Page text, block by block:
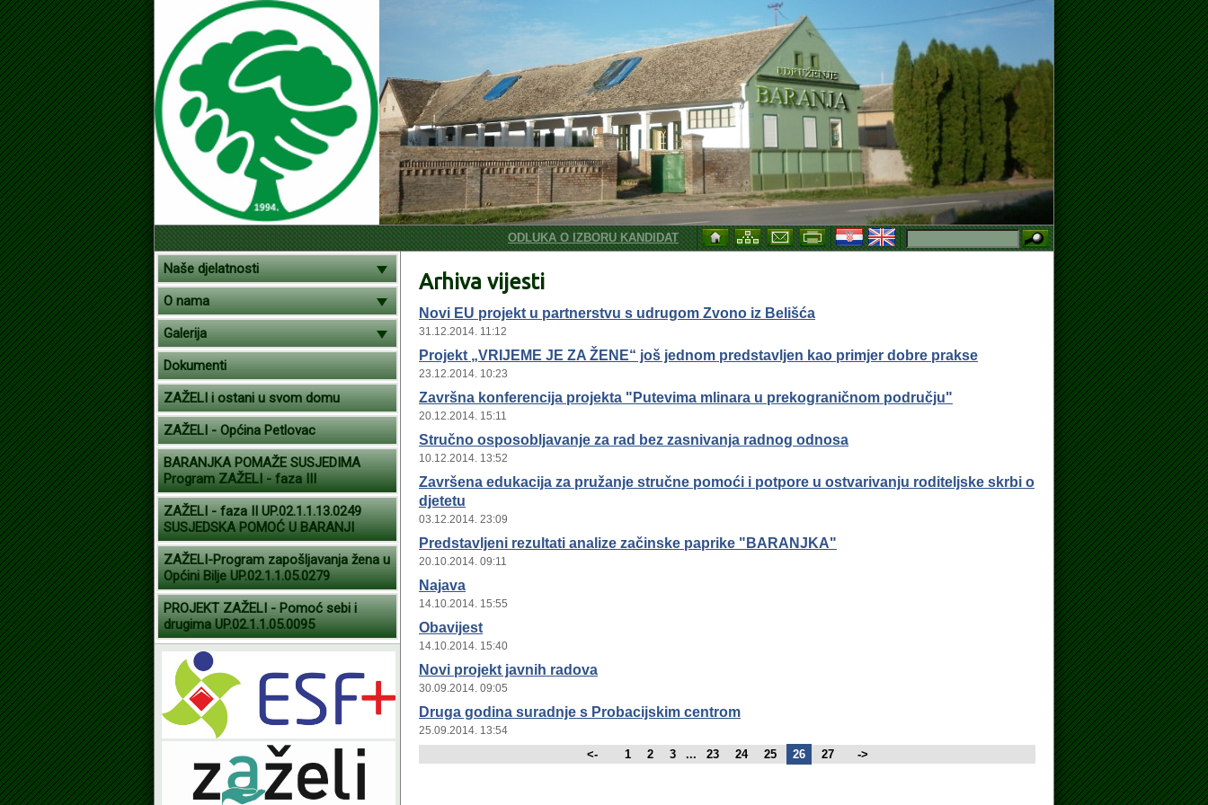
ODLUKA O IZBORU KANDIDATKINJE ZA SKLAPANJE UGOVORA O RADU NA ODREĐENO VRIJEME, ZAMJENA ZA VRIJEME
Naše djelatnosti
O nama
Galerija
Dokumenti
ZAŽELI i ostani u svom domu
ZAŽELI - Općina Petlovac
BARANJKA POMAŽE SUSJEDIMA
Program ZAŽELI - faza III
ZAŽELI - faza II UP.02.1.1.13.0249
SUSJEDSKA POMOĆ U BARANJI
ZAŽELI-Program zapošljavanja žena u
Općini Bilje UP.02.1.1.05.0279
PROJEKT ZAŽELI - Pomoć sebi i
drugima UP.02.1.1.05.0095
Arhiva vijesti
Novi EU projekt u partnerstvu s udrugom Zvono iz Belišća
31.12.2014. 11:12
Projekt „VRIJEME JE ZA ŽENE“ još jednom predstavljen kao primjer dobre prakse
23.12.2014. 10:23
Završna konferencija projekta "Putevima mlinara u prekograničnom području"
20.12.2014. 15:11
Stručno osposobljavanje za rad bez zasnivanja radnog odnosa
10.12.2014. 13:52
Završena edukacija za pružanje stručne pomoći i potpore u ostvarivanju roditeljske skrbi o
djetetu
03.12.2014. 23:09
Predstavljeni rezultati analize začinske paprike "BARANJKA"
20.10.2014. 09:11
Najava
14.10.2014. 15:55
Obavijest
14.10.2014. 15:40
Novi projekt javnih radova
30.09.2014. 09:05
Druga godina suradnje s Probacijskim centrom
25.09.2014. 13:54
<- 1 2 3 ... 23 24 25 26 27 ->